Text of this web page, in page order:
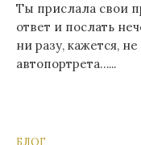
Ты прислала свои
ответ и послать
ни разу, кажется,
автопортрета…...
БЛОГ